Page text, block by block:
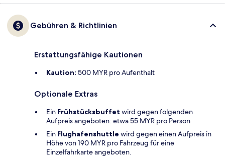
Gebühren & Richtlinien
Erstattungsfähige Kautionen
Kaution: 500 MYR pro Aufenthalt
Optionale Extras
Ein Frühstücksbuffet wird gegen folgenden
Aufpreis angeboten: etwa 55 MYR pro Person
Ein Flughafenshuttle wird gegen einen Aufpreis in
Höhe von 190 MYR pro Fahrzeug für eine
Einzelfahrkarte angeboten.